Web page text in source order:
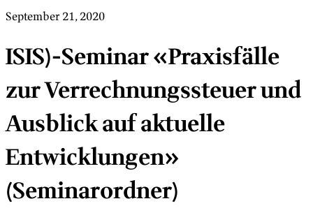
September 21, 2020
ISIS)-Seminar «Praxisfälle
zur Verrechnungssteuer und
Ausblick auf aktuelle
Entwicklungen»
(Seminarordner)